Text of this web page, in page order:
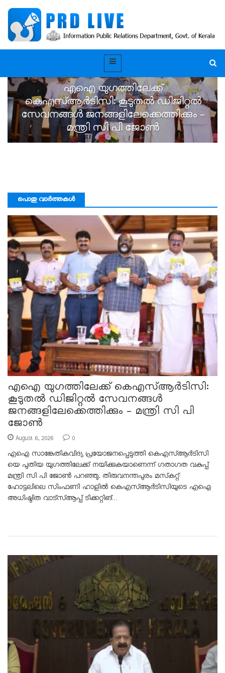
എഐ യുഗത്തിലേക്ക്
കെഎസ്ആർടിസി: കൂടുതൽ ഡിജിറ്റൽ
സേവനങ്ങൾ ജനങ്ങളിലേക്കെത്തിക്കും –
മന്ത്രി സി പി ജോൺ
പൊതു വാർത്തകൾ
എഐ യുഗത്തിലേക്ക് കെഎസ്ആർടിസി:
കൂടുതൽ ഡിജിറ്റൽ സേവനങ്ങൾ
ജനങ്ങളിലേക്കെത്തിക്കും – മന്ത്രി സി പി
ജോൺ
August 6, 2026 0
എഐ സാങ്കേതികവിദ്യ പ്രയോജനപ്പെടുത്തി കെഎസ്ആർടിസി
യെ പുതിയ യുഗത്തിലേക്ക് നയിക്കുകയാണെന്ന് ഗതാഗത വകുപ്പ്
മന്ത്രി സി പി ജോൺ പറഞ്ഞു. തിരുവനന്തപുരം മസ്‌കറ്റ്
ഹോട്ടലിലെ സിംഫണി ഹാളിൽ കെഎസ്ആർടിസിയുടെ എഐ
അധിഷ്ഠിത വാട്‌സ്ആപ്പ് ടിക്കറ്റിങ്…